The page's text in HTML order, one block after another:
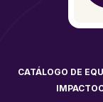
CATÁLOGO DE
IMPACTO